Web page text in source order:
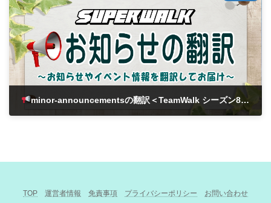
minor-announcementsの翻訳＜TeamWalk シーズン8 - 報酬支給対象者のご案内＞
TOP 運営者情報 免責事項 プライバシーポリシー お問い合わせ